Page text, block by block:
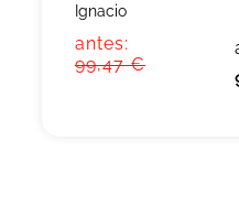
Ignacio
antes:
99,47 €